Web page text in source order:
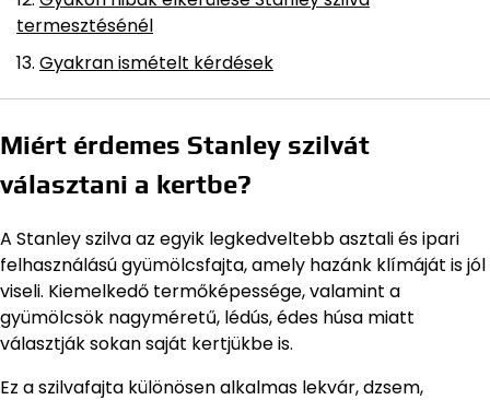
termesztésénél
Gyakran ismételt kérdések
Miért érdemes Stanley szilvát
választani a kertbe?
A Stanley szilva az egyik legkedveltebb asztali és ipari
felhasználású gyümölcsfajta, amely hazánk klímáját is jól
viseli. Kiemelkedő termőképessége, valamint a
gyümölcsök nagyméretű, lédús, édes húsa miatt
választják sokan saját kertjükbe is.
Ez a szilvafajta különösen alkalmas lekvár, dzsem,